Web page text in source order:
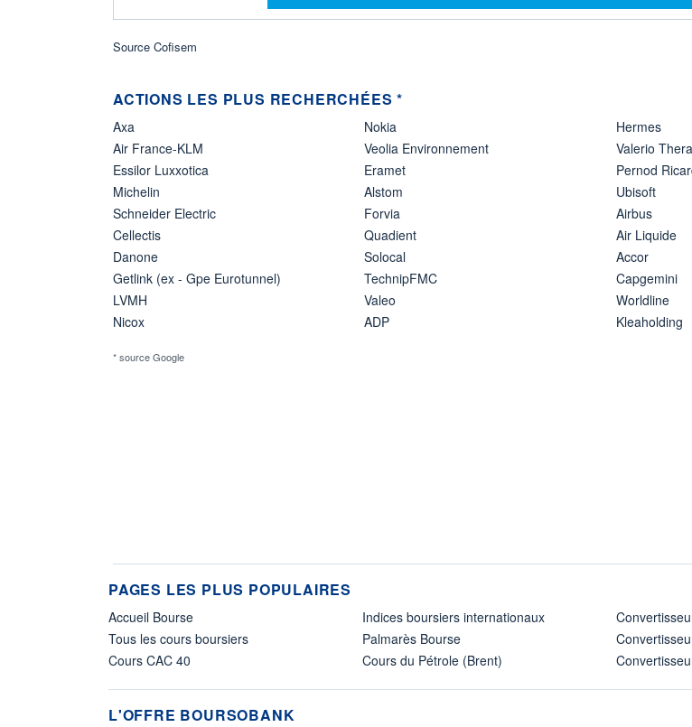
Source Cofisem
ACTIONS LES PLUS RECHERCHÉES *
Axa
Air France-KLM
Essilor Luxxotica
Michelin
Schneider Electric
Cellectis
Danone
Getlink (ex - Gpe Eurotunnel)
LVMH
Nicox
Nokia
Veolia Environnement
Eramet
Alstom
Forvia
Quadient
Solocal
TechnipFMC
Valeo
ADP
Hermes
Valerio
Pernod
Ubisoft
Airbus
Air Liquide
Accor
Capgemini
Worldline
Kleaholding
* source Google
PAGES LES PLUS POPULAIRES
Accueil Bourse
Tous les cours boursiers
Cours CAC 40
Indices boursiers internationaux
Palmarès Bourse
Cours du Pétrole (Brent)
L'OFFRE BOURSOBANK